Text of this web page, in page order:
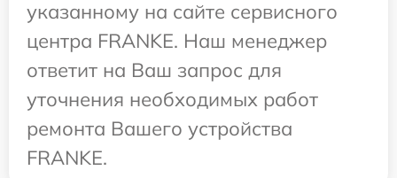
указанному на сайте сервисного
центра FRANKE. Наш менеджер
ответит на Ваш запрос для
уточнения необходимых работ
ремонта Вашего устройства
FRANKE.